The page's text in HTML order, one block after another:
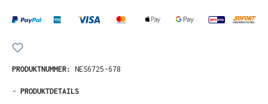
PRODUKTNUMMER: NES6725-678
- PRODUKTDETAILS